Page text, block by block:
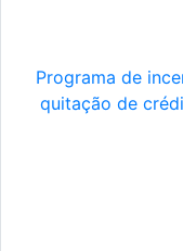
Programa de
quitação de